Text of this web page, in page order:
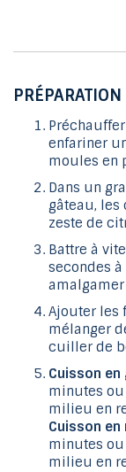
PRÉPARATION
enfariner
moules en
Dans un
gâteau, les
zeste de
Battre à
secondes
Ajouter les
mélanger
cuiller de
Cuisson en
minutes
milieu en
Cuisson
minutes
milieu en